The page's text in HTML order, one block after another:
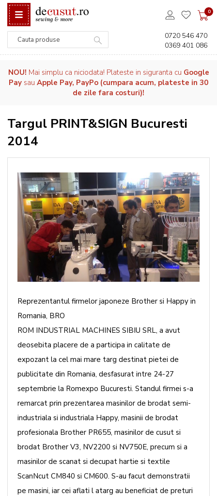
0
0720 546 470
0369 401 086
NOU! Mai simplu ca niciodata! Plateste in siguranta cu Google
Pay sau Apple Pay, PayPo (cumpara acum, plateste in 30
de zile fara costuri)!
Targul PRINT&SIGN Bucuresti
2014
Reprezentantul firmelor japoneze Brother si Happy in
Romania, BRO
ROM INDUSTRIAL MACHINES SIBIU SRL, a avut
deosebita placere de a participa in calitate de
expozant la cel mai mare targ destinat pietei de
publicitate din Romania, desfasurat intre 24-27
septembrie la Romexpo Bucuresti. Standul firmei s-a
remarcat prin prezentarea masinilor de brodat semi-
industriala si industriala Happy, masinii de brodat
profesionala Brother PR655, masinilor de cusut si
brodat Brother V3, NV2200 si NV750E, precum si a
masinilor de scanat si decupat hartie si textile
ScanNcut CM840 si CM600. S-au facut demonstratii
pe masini, iar cei aflati l atarg au beneficiat de preturi